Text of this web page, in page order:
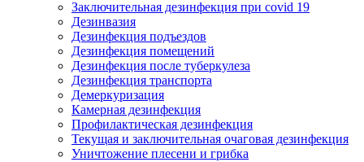
Заключительная дезинфекция при covid 19
Дезинвазия
Дезинфекция подъездов
Дезинфекция помещений
Дезинфекция после туберкулеза
Дезинфекция транспорта
Демеркуризация
Камерная дезинфекция
Профилактическая дезинфекция
Текущая и заключительная очаговая дезинфекция
Уничтожение плесени и грибка